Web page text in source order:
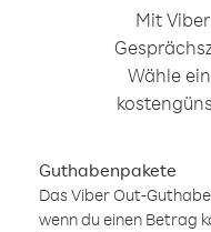
Mit
Wähle
Guthabenpakete
Das Viber Out-
wenn du einen Betrag